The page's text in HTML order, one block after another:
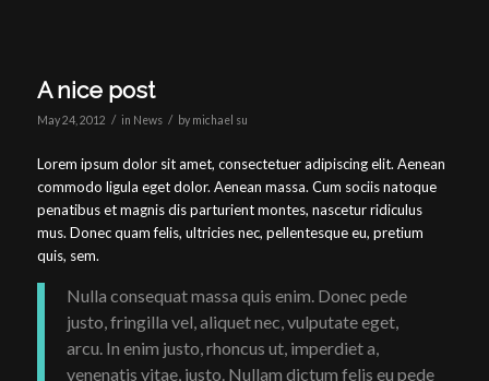
A nice post
May 24, 2012 / in News / by michael su
Lorem ipsum dolor sit amet, consectetuer adipiscing elit. Aenean
commodo ligula eget dolor. Aenean massa. Cum sociis natoque
penatibus et magnis dis parturient montes, nascetur ridiculus
mus. Donec quam felis, ultricies nec, pellentesque eu, pretium
quis, sem.
Nulla consequat massa quis enim. Donec pede
justo, fringilla vel, aliquet nec, vulputate eget,
arcu. In enim justo, rhoncus ut, imperdiet a,
venenatis vitae, justo. Nullam dictum felis eu pede